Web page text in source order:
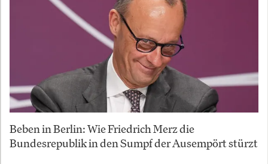
Beben in Berlin: Wie Friedrich Merz die
Bundesrepublik in den Sumpf der Ausempört stürzt